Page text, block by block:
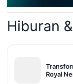
Hiburan
Royal